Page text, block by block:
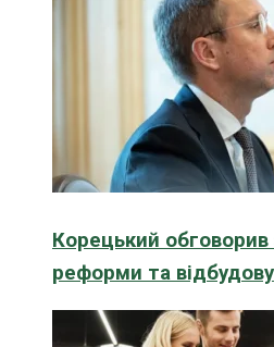
Корецький обговорив
реформи та відбудову